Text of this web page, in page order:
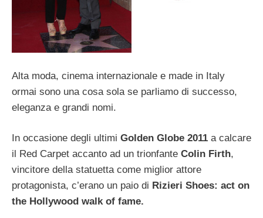
Alta moda, cinema internazionale e made in Italy
ormai sono una cosa sola se parliamo di successo,
eleganza e grandi nomi.
In occasione degli ultimi Golden Globe 2011 a calcare
il Red Carpet accanto ad un trionfante Colin Firth,
vincitore della statuetta come miglior attore
protagonista, c’erano un paio di Rizieri Shoes: act on
the Hollywood walk of fame.